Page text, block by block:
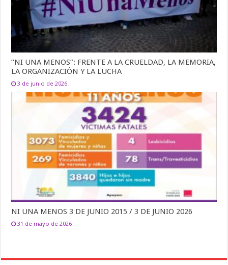
“NI UNA MENOS”: FRENTE A LA CRUELDAD, LA MEMORIA,
LA ORGANIZACIÓN Y LA LUCHA
3 de junio de 2026
NI UNA MENOS 3 DE JUNIO 2015 / 3 DE JUNIO 2026
31 de mayo de 2026